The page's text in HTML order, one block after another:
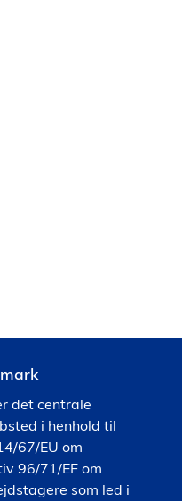
det centrale
i henhold til
67/EU om
96/71/EF om
som led i